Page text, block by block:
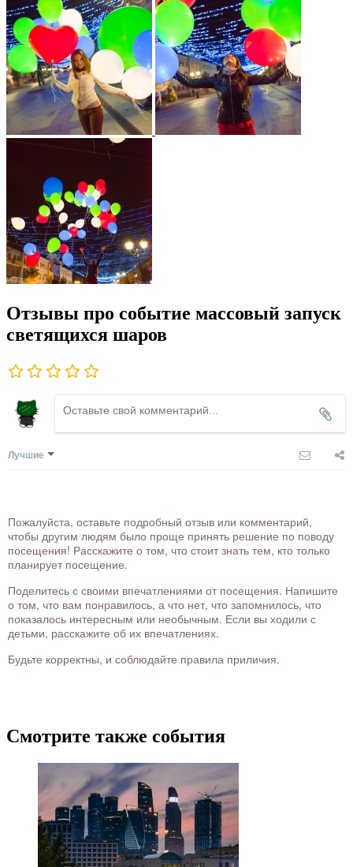
Отзывы про событие массовый запуск
светящихся шаров
Лучшие
Пожалуйста, оставьте подробный отзыв или комментарий,
чтобы другим людям было проще принять решение по поводу
посещения! Расскажите о том, что стоит знать тем, кто только
планирует посещение.
Поделитесь с своими впечатлениями от посещения. Напишите
о том, что вам понравилось, а что нет, что запомнилось, что
показалось интересным или необычным. Если вы ходили с
детьми, расскажите об их впечатлениях.
Будьте корректны, и соблюдайте правила приличия.
Смотрите также события